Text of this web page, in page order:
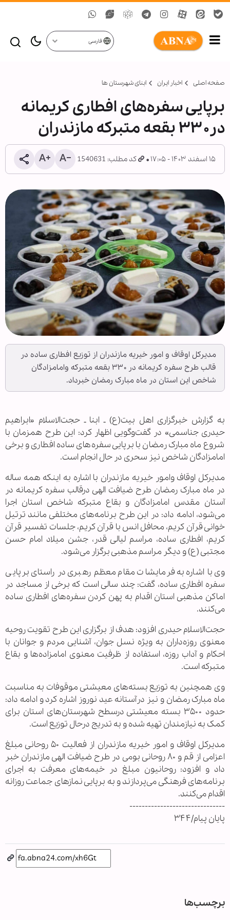
فارسی
صفحه اصلی اخبار ایران ابنای شهرستان ها
برپایی سفره‌های افطاری کریمانه
در۳۳۰ بقعه متبرکه مازندران
۱۵ اسفند ۱۴۰۳ - ۱۷:۰۵ کد مطلب: 1540631
مدیرکل اوقاف و امور خیریه مازندران از توزیع افطاری ساده در
قالب طرح سفره کریمانه در ۳۳۰ بقعه متبرکه وامامزادگان
شاخص این استان در ماه مبارک رمضان خبرداد.
به گزارش خبرگزاری اهل بیت(ع) ـ ابنا ـ حجت‌الاسلام «ابراهیم
حیدری جناسمی» در گفت‌وگویی اظهار کرد: این طرح همزمان با
شروع ماه مبارک رمضان با برپایی سفره‌های ساده افطاری و برخی
امامزادگان شاخص نیز سحری در حال انجام است.
مدیرکل اوقاف وامور خیریه مازندران با اشاره به اینکه همه ساله
در ماه مبارک رمضان طرح ضیافت الهی درقالب سفره کریمانه در
آستان مقدس امامزادگان و بقاع متبرکه شاخص استان اجرا
می‌شود، ‌ادامه داد: در این طرح برنامه‌های مختلفی مانند ترتیل
خوانی قرآن کریم، محافل انس با قرآن کریم، جلسات تفسیر قرآن
کریم، افطاری ساده، مراسم لیالی قدر، جشن میلاد امام حسن
مجتبی (ع) و دیگر مراسم مذهبی برگزار می‌شود.
وی با اشاره به فرمایشات مقام معظم رهبری در راستای برپایی
سفره افطاری ساده، گفت: چند سالی‌ است که برخی از مساجد در
اماکن مذهبی استان اقدام به پهن کردن سفره‌های افطاری ساده
می‌کنند.
حجت‌الاسلام حیدری افزود: هدف از برگزاری این طرح تقویت روحیه
معنوی روزه‌داران به ویژه نسل جوان، آشنایی مردم و جوانان با
احکام و آداب روزه، استفاده از ظرفیت معنوی امامزاده‌ها و بقاع
متبرکه است.
وی همچنین به توزیع بسته‌های معیشتی موقوفات به مناسبت
ماه مبارک رمضان و نیز درآستانه عید نوروز اشاره کرد و ادامه داد:
حدود ۳۵۰۰ بسته معیشتی درسطح شهرستان‌های استان برای
کمک به نیازمندان تهیه شده و به تدریج درحال توزیع است.
مدیرکل اوقاف و امور خیریه مازندران از فعالیت ۵۰ روحانی مبلغ
اعزامی از قم و ۸۰ روحانی بومی در طرح ضیافت الهی مازندران خبر
داد و افزود: روحانیون مبلغ در خیمه‌های معرفت به اجرای
برنامه‌های فرهنگی می‌پردازند و به برپایی نمازهای جماعت روزانه
اقدام می‌کنند.
-------------------------------
پایان پیام/۳۴۴
برچسب‌ها